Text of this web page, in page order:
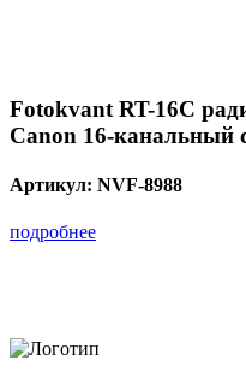
Fotokvant RT-16C
Canon 16-канальный
Артикул: NVF-8988
подробнее